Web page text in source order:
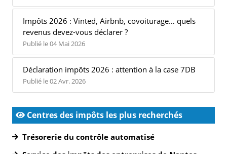
Impôts 2026 : Vinted, Airbnb, covoiturage… quels
revenus devez-vous déclarer ?
Publié le 04 Mai 2026
Déclaration impôts 2026 : attention à la case 7DB
Publié le 02 Avr. 2026
Centres des impôts les plus recherchés
Trésorerie du contrôle automatisé